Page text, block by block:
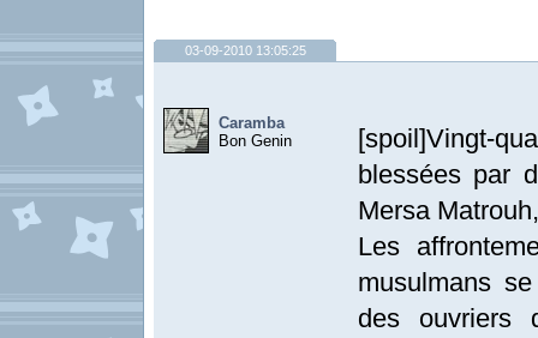
03-09-2010 13:05:25
Caramba
Bon Genin
[spoil]Vingt-
blessées par
Mersa
Les
musulmans
des ouvriers